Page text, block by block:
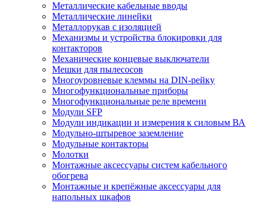
Металлические кабельные вводы
Металлические линейки
Металлорукав с изоляцией
Механизмы и устройства блокировки для
контакторов
Механические концевые выключатели
Мешки для пылесосов
Многоуровневые клеммы на DIN-рейку
Многофункциональные приборы
Многофункциональные реле времени
Модули SFP
Модули индикации и измерения к силовым ВА
Модульно-штыревое заземление
Модульные контакторы
Молотки
Монтажные аксессуары систем кабельного
обогрева
Монтажные и крепёжные аксессуары для
напольных шкафов